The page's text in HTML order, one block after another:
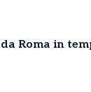
Roma in